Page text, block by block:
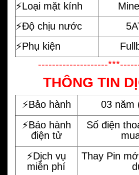
⚡️Loại mặt kính
⚡️Độ chịu nước
⚡️Phụ kiện
--------------------
THÔNG TIN
⚡️Bảo hành
03 năm
⚡️Bảo hành
điện tử
Số điện
⚡️Dịch vụ
miễn phí
Thay Pin